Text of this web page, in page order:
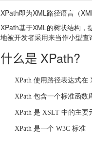
XPath即为XML路径语言（
XPath基于XML的树状结构，
地被开发者采用来当作小型查
什么是 XPath?
XPath 使用路径表达式在
XPath 包含一个标准函数
XPath 是 XSLT 中的主要
XPath 是一个 W3C 标准